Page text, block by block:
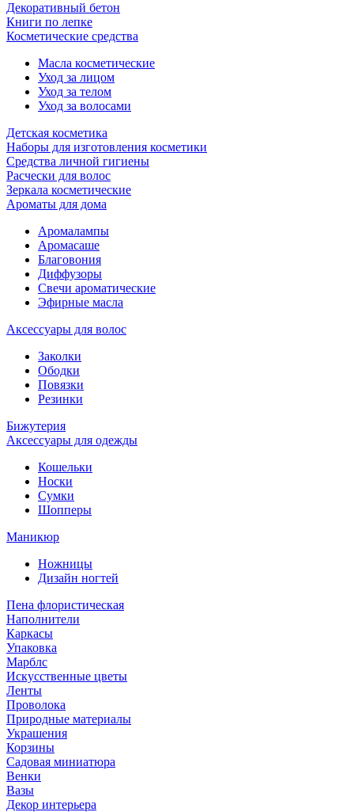
Декоративный бетон
Книги по лепке
Косметические средства
Масла косметические
Уход за лицом
Уход за телом
Уход за волосами
Детская косметика
Наборы для изготовления косметики
Средства личной гигиены
Расчески для волос
Зеркала косметические
Ароматы для дома
Аромалампы
Аромасаше
Благовония
Диффузоры
Свечи ароматические
Эфирные масла
Аксессуары для волос
Заколки
Ободки
Повязки
Резинки
Бижутерия
Аксессуары для одежды
Кошельки
Носки
Сумки
Шопперы
Маникюр
Ножницы
Дизайн ногтей
Пена флористическая
Наполнители
Каркасы
Упаковка
Марблс
Искусственные цветы
Ленты
Проволока
Природные материалы
Украшения
Корзины
Садовая миниатюра
Венки
Вазы
Декор интерьера